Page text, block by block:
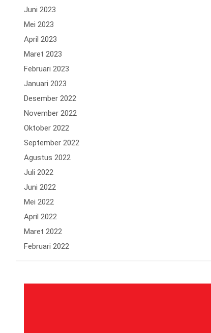
Juni 2023
Mei 2023
April 2023
Maret 2023
Februari 2023
Januari 2023
Desember 2022
November 2022
Oktober 2022
September 2022
Agustus 2022
Juli 2022
Juni 2022
Mei 2022
April 2022
Maret 2022
Februari 2022